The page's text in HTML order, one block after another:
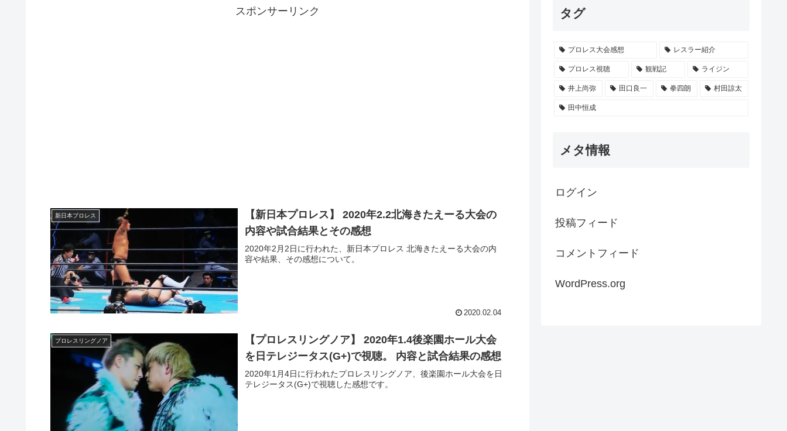
スポンサーリンク
新日本プロレス
【新日本プロレス】 2020年2.2北海きたえーる大会の
内容や試合結果とその感想
2020年2月2日に行われた、新日本プロレス 北海きたえーる大会の内
容や結果、その感想について。
2020.02.04
プロレスリングノア
【プロレスリングノア】 2020年1.4後楽園ホール大会
を日テレジータス(G+)で視聴。 内容と試合結果の感想
2020年1月4日に行われたプロレスリングノア、後楽園ホール大会を日
テレジータス(G+)で視聴した感想です。
タグ
プロレス大会感想 レスラー紹介
プロレス視聴 観戦記 ライジン
井上尚弥 田口良一 拳四朗 村田諒太
田中恒成
メタ情報
ログイン
投稿フィード
コメントフィード
WordPress.org